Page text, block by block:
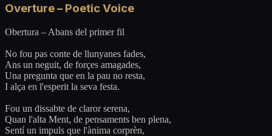
Overture – Poetic Voice
Obertura – Abans del primer fil
No fou pas conte de llunyanes fades,
Ans un neguit, de forçes amagades,
Una pregunta que en la pau no resta,
I alça en l'esperit la seva festa.
Fou un dissabte de claror serena,
Quan l'alta Ment, de pensaments ben plena,
Sentí un impuls que l'ànima corprèn,